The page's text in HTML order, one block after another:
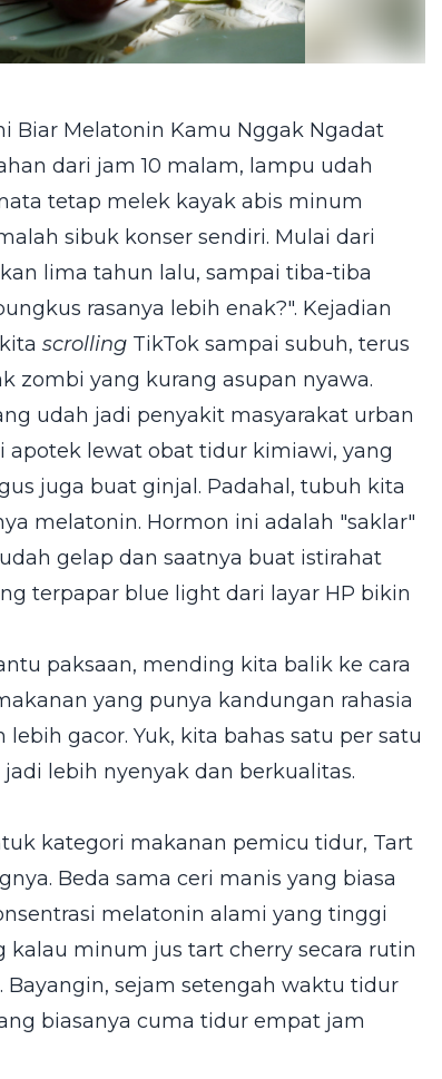
Biar Melatonin Kamu Nggak Ngadat
dari jam 10 malam, lampu udah
tetap melek kayak abis minum
sibuk konser sendiri. Mulai dari
lima tahun lalu, sampai tiba-tiba
rasanya lebih enak?". Kejadian
scrolling TikTok sampai subuh, terus
zombi yang kurang asupan nyawa.
udah jadi penyakit masyarakat urban
apotek lewat obat tidur kimiawi, yang
juga buat ginjal. Padahal, tubuh kita
melatonin. Hormon ini adalah "saklar"
gelap dan saatnya buat istirahat
terpapar blue light dari layar HP bikin
paksaan, mending kita balik ke cara
yang punya kandungan rahasia
gacor. Yuk, kita bahas satu per satu
lebih nyenyak dan berkualitas.
kategori makanan pemicu tidur, Tart
Beda sama ceri manis yang biasa
melatonin alami yang tinggi
minum jus tart cherry secara rutin
sejam setengah waktu tidur
biasanya cuma tidur empat jam